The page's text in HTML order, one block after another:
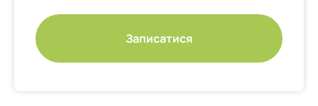
Записатися